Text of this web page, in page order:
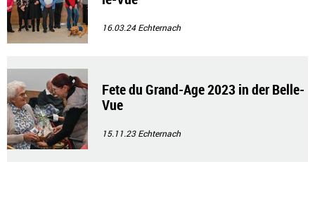
16.03.24Echternach
Fete du Grand-Age 2023 in der Belle-
Vue
15.11.23Echternach